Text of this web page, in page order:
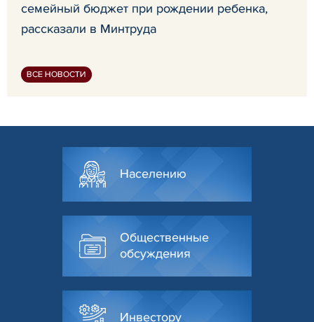
семейный бюджет при рождении ребенка,
рассказали в Минтруда
ВСЕ НОВОСТИ
Населению
Общественные
обсуждения
Инвестору